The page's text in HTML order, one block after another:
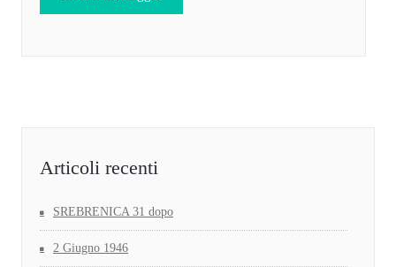
Articoli recenti
SREBRENICA 31 dopo
2 Giugno 1946